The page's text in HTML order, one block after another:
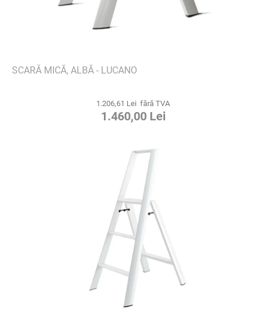
SCARĂ MICĂ, ALBĂ - LUCANO
1.206,61 Lei fără TVA
1.460,00 Lei